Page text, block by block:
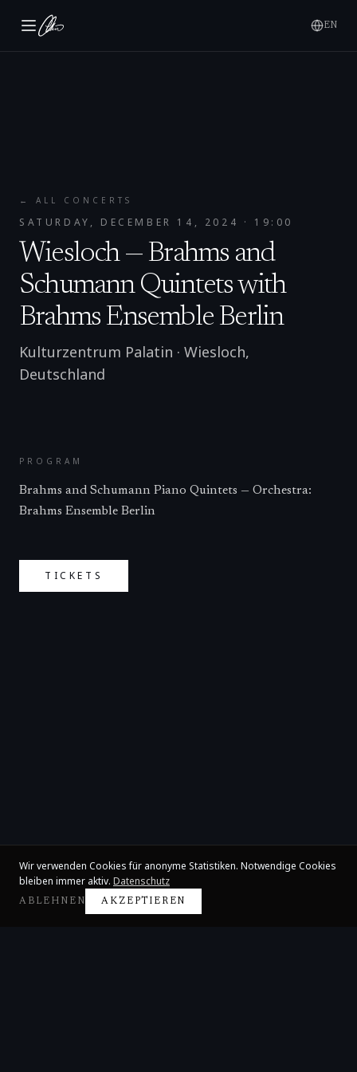
EN
← ALL CONCERTS
SATURDAY, DECEMBER 14, 2024 · 19:00
Wiesloch — Brahms and
Schumann Quintets with
Brahms Ensemble Berlin
Kulturzentrum Palatin · Wiesloch,
Deutschland
PROGRAM
Brahms and Schumann Piano Quintets — Orchestra:
Brahms Ensemble Berlin
TICKETS
Wir verwenden Cookies für anonyme Statistiken. Notwendige Cookies
bleiben immer aktiv. Datenschutz
ABLEHNEN AKZEPTIEREN